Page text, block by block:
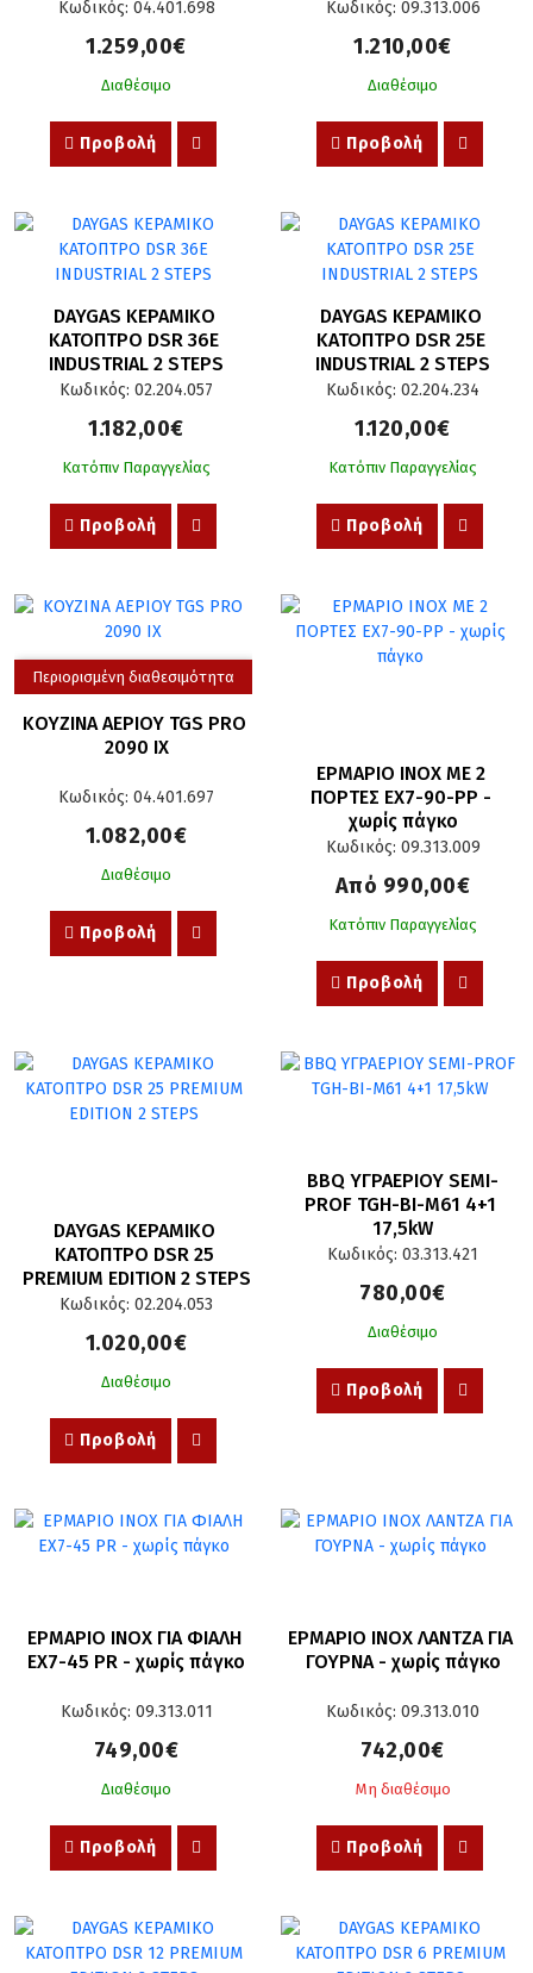
Κωδικός: 04.401.698
1.259,00€
Διαθέσιμο
Προβολή
Κωδικός: 09.313.006
1.210,00€
Διαθέσιμο
Προβολή
DAYGAS ΚΕΡΑΜΙΚΟ
ΚΑΤΟΠΤΡΟ DSR 36E
INDUSTRIAL 2 STEPS
Κωδικός: 02.204.057
1.182,00€
Κατόπιν Παραγγελίας
Προβολή
DAYGAS ΚΕΡΑΜΙΚΟ
ΚΑΤΟΠΤΡΟ DSR 25E
INDUSTRIAL 2 STEPS
Κωδικός: 02.204.234
1.120,00€
Κατόπιν Παραγγελίας
Προβολή
Περιορισμένη διαθεσιμότητα
ΚΟΥΖΙΝΑ ΑΕΡΙΟΥ TGS PRO
2090 IX
Κωδικός: 04.401.697
1.082,00€
Διαθέσιμο
Προβολή
ΕΡΜΑΡΙΟ INOX ΜΕ 2
ΠΟΡΤΕΣ ΕΧ7-90-ΡΡ -
χωρίς πάγκο
Κωδικός: 09.313.009
Από 990,00€
Κατόπιν Παραγγελίας
Προβολή
DAYGAS ΚΕΡΑΜΙΚΟ
ΚΑΤΟΠΤΡΟ DSR 25
PREMIUM EDITION 2 STEPS
Κωδικός: 02.204.053
1.020,00€
Διαθέσιμο
Προβολή
BBQ ΥΓΡΑΕΡΙΟΥ SEMI-
PROF TGH-BI-M61 4+1
17,5kW
Κωδικός: 03.313.421
780,00€
Διαθέσιμο
Προβολή
ΕΡΜΑΡΙΟ INOX ΓΙΑ ΦΙΑΛΗ
EX7-45 PR - χωρίς πάγκο
Κωδικός: 09.313.011
749,00€
Διαθέσιμο
Προβολή
ΕΡΜΑΡΙΟ INOX ΛΑΝΤΖΑ ΓΙΑ
ΓΟΥΡΝΑ - χωρίς πάγκο
Κωδικός: 09.313.010
742,00€
Μη διαθέσιμο
Προβολή